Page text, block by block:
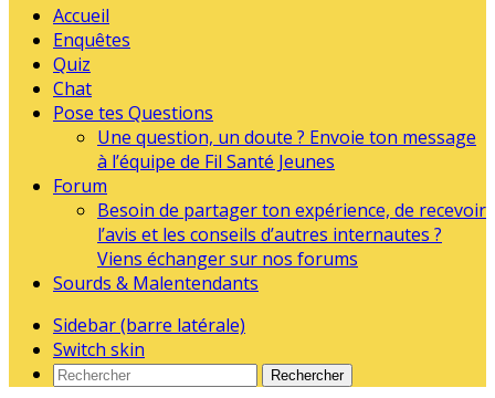
Accueil
Enquêtes
Quiz
Chat
Pose tes Questions
Une question, un doute ? Envoie ton message
à l’équipe de Fil Santé Jeunes
Forum
Besoin de partager ton expérience, de recevoir
l’avis et les conseils d’autres internautes ?
Viens échanger sur nos forums
Sourds & Malentendants
Sidebar (barre latérale)
Switch skin
Rechercher